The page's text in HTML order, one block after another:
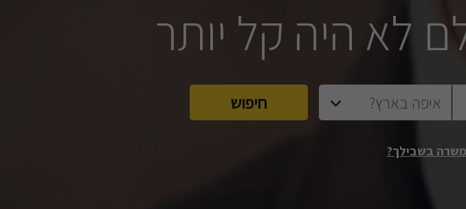
לא היה קל יותר
חיפוש
בשבילך?